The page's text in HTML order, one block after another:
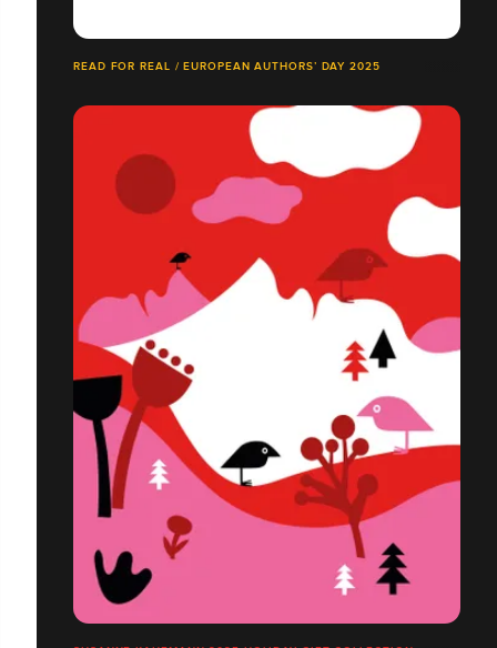
READ FOR REAL / EUROPEAN AUTHORS’ DAY 2025